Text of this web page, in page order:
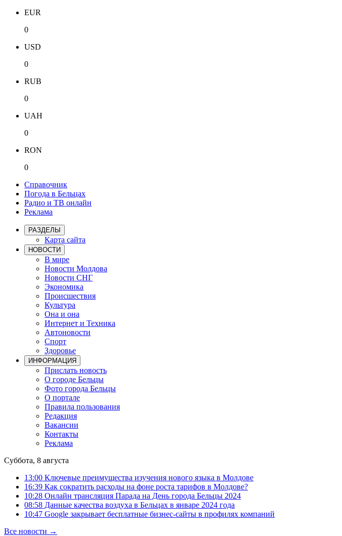
EUR
0
USD
0
RUB
0
UAH
0
RON
0
Справочник
Погода в Бельцах
Радио и ТВ онлайн
Реклама
РАЗДЕЛЫ
Карта сайта
НОВОСТИ
В мире
Новости Молдова
Новости СНГ
Экономика
Происшествия
Культура
Она и она
Интернет и Техника
Автоновости
Спорт
Здоровье
ИНФОРМАЦИЯ
Прислать новость
О городе Бельцы
Фото города Бельцы
О портале
Правила пользования
Редакция
Вакансии
Контакты
Реклама
Суббота, 8 августа
13:00 Ключевые преимущества изучения нового языка в Молдове
16:39 Как сократить расходы на фоне роста тарифов в Молдове?
10:28 Онлайн трансляция Парада на День города Бельцы 2024
08:58 Данные качества воздуха в Бельцах в январе 2024 года
10:47 Google закрывает бесплатные бизнес-сайты в профилях компаний
Все новости →